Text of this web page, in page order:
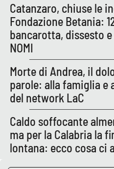
Eventi
Food
Storie
LAC
NETWORK
Lacplay.it
Lactv.it
Catanzaro, chiuse le
Fondazione Betania:
bancarotta, dissesto
NOMI
Morte di Andrea, il
parole: alla famiglia e
del network LaC
Caldo soffocante
ma per la Calabria la
lontana: ecco cosa ci